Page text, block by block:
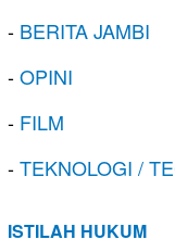
- BERITA JAMBI
-OPINI
- FILM
-TEKNOLOGI /
ISTILAH HUKUM